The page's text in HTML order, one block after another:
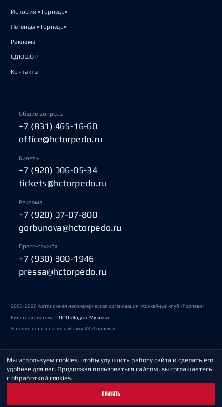
История «Торпедо»
Легенды «Торпедо»
Реклама
СДЮШОР
Контакты
Общие вопросы
+7 (831) 465-16-60
office@hctorpedo.ru
Билеты
+7 (920) 006-05-34
tickets@hctorpedo.ru
Реклама
+7 (920) 07-07-800
gorbunova@hctorpedo.ru
Пресс-служба
+7 (930) 800-1946
pressa@hctorpedo.ru
2003-2026 Автономная некоммерческая организация «Хоккейный клуб «Торпедо»
Билетная система —ООО «Яндекс Музыка»
Условия пользования сайтами ХК «Торпедо»
Политика обработки персональных данных
Пользовательское соглашение
Мы используем cookies, чтобы улучшить работу сайта и сделать его
удобнее для вас. Продолжая пользоваться сайтом, вы соглашаетесь
с обработкой cookies.
ПРИНЯТЬ